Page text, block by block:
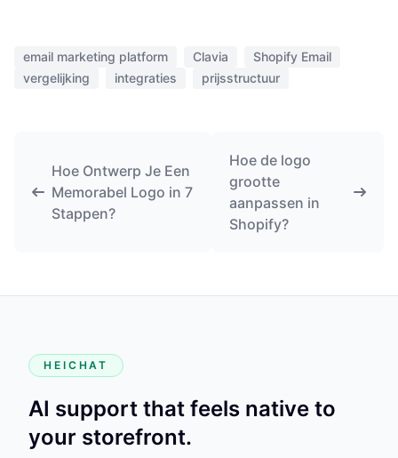
email marketing platform Clavia
Shopify Email
vergelijking
integraties prijsstructuur
Hoe Ontwerp Je Een
Memorabel Logo in 7
Stappen?
Hoe de logo
grootte
aanpassen in
Shopify?
HEICHAT
AI support that feels native to
your storefront.